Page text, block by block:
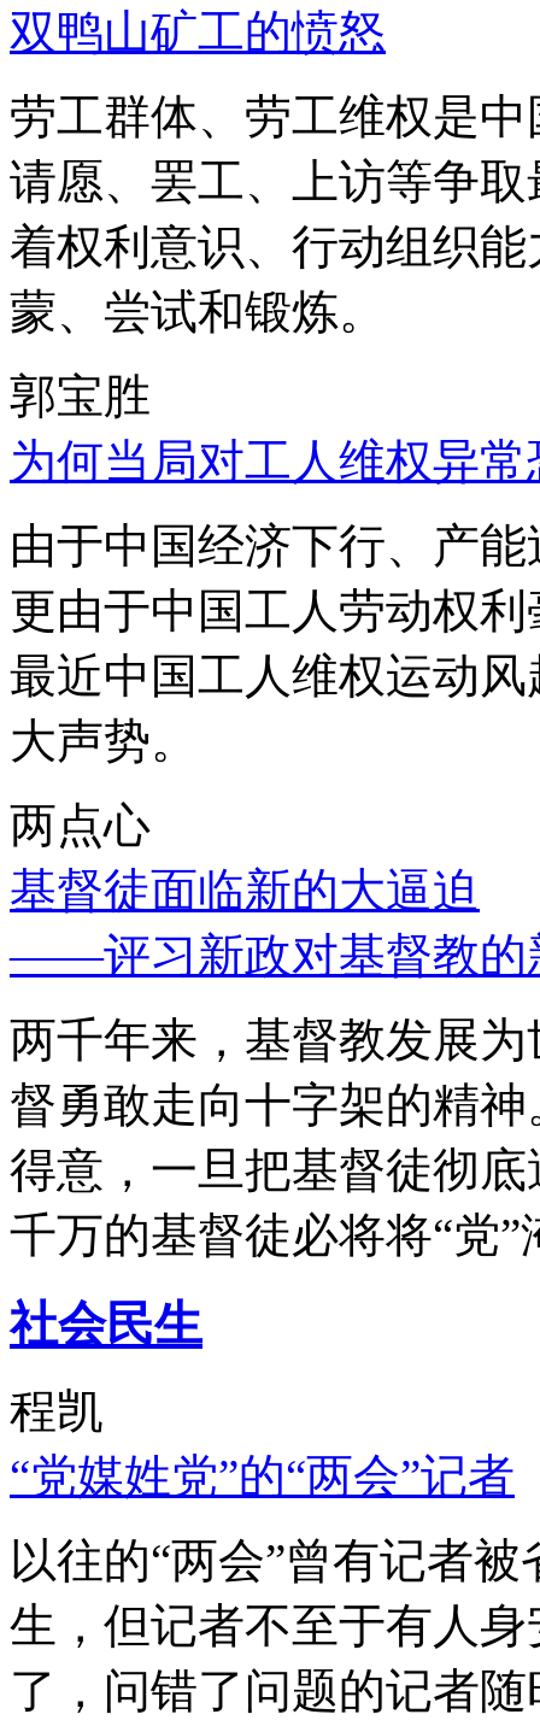
双鸭山矿工的愤怒
劳工群体、劳工维权是
请愿、罢工、上访等争
着权利意识、行动组织
蒙、尝试和锻炼。
郭宝胜
为何当局对工人维权异
由于中国经济下行、产
更由于中国工人劳动权
最近中国工人维权运动
大声势。
两点心
基督徒面临新的大逼迫
——评习新政对基督教的
两千年来，基督教发展
督勇敢走向十字架的精
得意，一旦把基督徒彻
千万的基督徒必将将“党”
社会民生
程凯
“党媒姓党”的“两会”记者
以往的“两会”曾有记者
生，但记者不至于有人
了，问错了问题的记者